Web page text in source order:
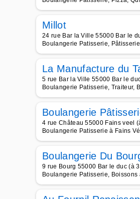
Millot
24 rue Bar la Ville 55000 Bar le
Boulangerie Patisserie,
La Manufacture du
5 rue Bar la Ville 55000 Bar le
Boulangerie Patisserie, Traiteur,
Boulangerie
4 rue Château 55000 Fains veel
Boulangerie Patisserie à Fains
Boulangerie Du
9 rue Bourg 55000 Bar le duc (à
Boulangerie Patisserie, Boissons